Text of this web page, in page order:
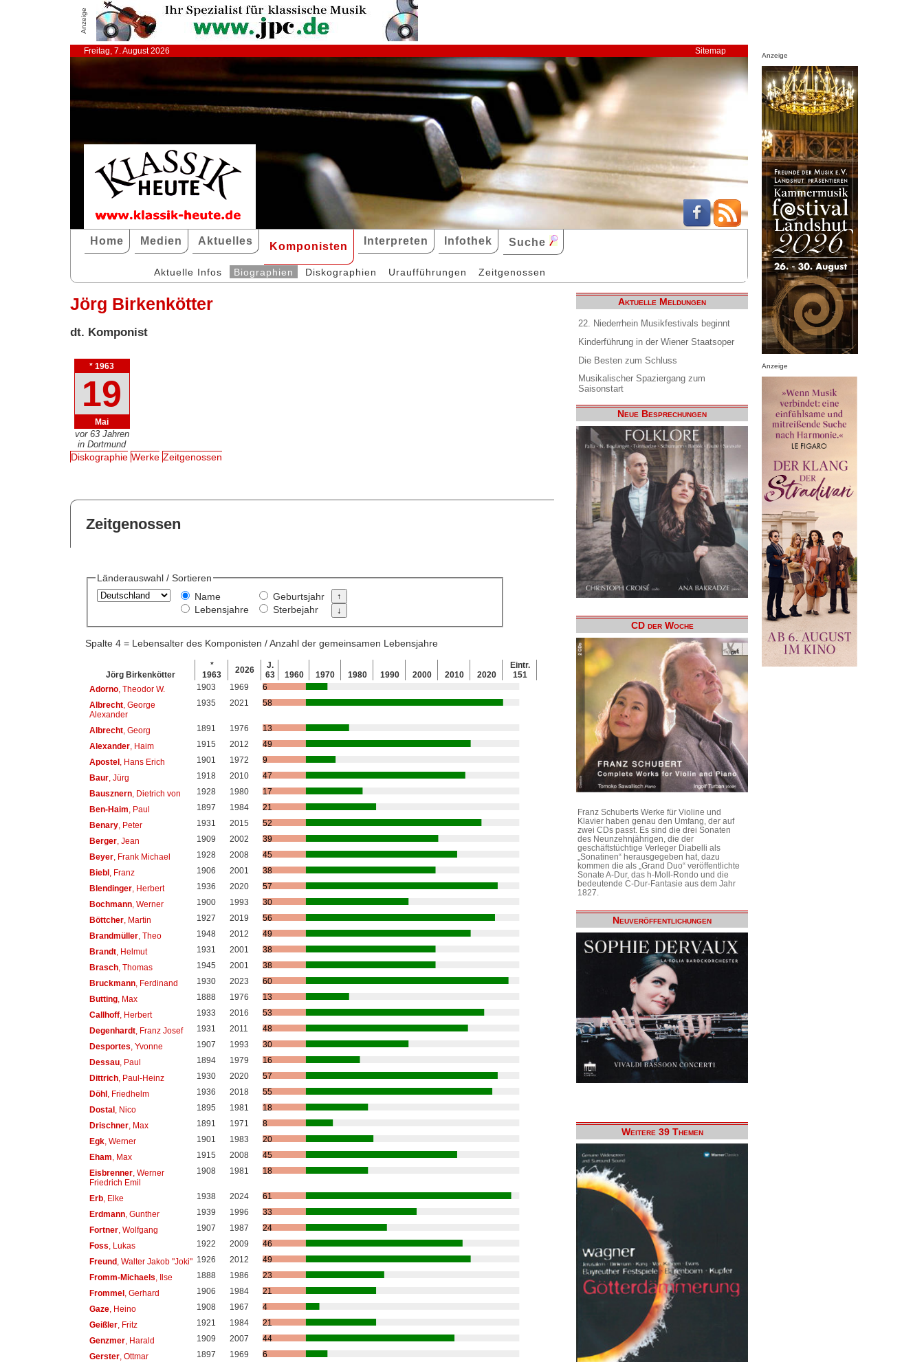
Anzeige
Freitag, 7. August 2026 Sitemap
Home Medien Aktuelles Komponisten Interpreten Infothek Suche
Aktuelle Infos Biographien Diskographien Uraufführungen Zeitgenossen
Jörg Birkenkötter
dt. Komponist
* 1963
19
Mai
vor 63 Jahren
in Dortmund
Diskographie Werke Zeitgenossen
Zeitgenossen
Länderauswahl / Sortieren
Name
Lebensjahre
Geburtsjahr
Sterbejahr
Spalte 4 = Lebensalter des Komponisten / Anzahl der gemeinsamen Lebensjahre
Jörg Birkenkötter
*
1963
2026
J.
63
1960 1970 1980 1990 2000 2010 2020
Eintr.
151
Adorno, Theodor W. 1903 1969
6
Albrecht, George
Alexander
1935 2021 58
Albrecht, Georg 1891 1976
13
Alexander, Haim 1915 2012
49
Apostel, Hans Erich 1901 1972
9
Baur, Jürg 1918 2010
47
Bausznern, Dietrich von 1928 1980
17
Ben-Haim , Paul 1897 1984
21
Benary, Peter 1931 2015
52
Berger, Jean 1909 2002
39
Beyer, Frank Michael 1928 2008
45
Biebl, Franz 1906 2001
38
Blendinger, Herbert 1936 2020
57
Bochmann, Werner 1900 1993
30
Böttcher, Martin 1927 2019
56
Brandmüller, Theo 1948 2012
49
Brandt, Helmut 1931 2001
38
Brasch, Thomas 1945 2001
38
Bruckmann, Ferdinand 1930 2023
60
Butting, Max 1888 1976
13
Callhoff, Herbert 1933 2016
53
Degenhardt, Franz Josef 1931 2011
48
Desportes , Yvonne 1907 1993
30
Dessau, Paul 1894 1979
16
Dittrich, Paul-Heinz 1930 2020
57
Döhl, Friedhelm 1936 2018
55
Dostal, Nico 1895 1981
18
Drischner, Max 1891 1971
8
Egk, Werner 1901 1983
20
Eham , Max 1915 2008
45
Eisbrenner, Werner
Friedrich Emil
1908 1981 18
Erb, Elke 1938 2024
61
Erdmann, Gunther 1939 1996
33
Fortner, Wolfgang 1907 1987
24
Foss , Lukas 1922 2009
46
Freund, Walter Jakob "Joki" 1926 2012
49
Fromm-Michaels , Ilse 1888 1986
23
Frommel, Gerhard 1906 1984
21
Gaze, Heino 1908 1967
4
Geißler, Fritz 1921 1984
21
Genzmer, Harald 1909 2007
44
Gerster, Ottmar 1897 1969
6
Aktuelle Meldungen
22. Niederrhein Musikfestivals beginnt
Kinderführung in der Wiener Staatsoper
Die Besten zum Schluss
Musikalischer Spaziergang zum
Saisonstart
Neue Besprechungen
CD der Woche
Franz Schuberts Werke für Violine und
Klavier haben genau den Umfang, der auf
zwei CDs passt. Es sind die drei Sonaten
des Neunzehnjährigen, die der
geschäftstüchtige Verleger Diabelli als
„Sonatinen“ herausgegeben hat, dazu
kommen die als „Grand Duo“ veröffentlichte
Sonate A-Dur, das h-Moll-Rondo und die
bedeutende C-Dur-Fantasie aus dem Jahr
1827.
Neuveröffentlichungen
Weitere 39 Themen
Anzeige
Anzeige